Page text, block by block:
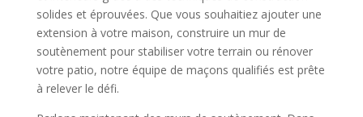
solides et éprouvées. Que vous souhaitiez ajouter une
extension à votre maison, construire un mur de
soutènement pour stabiliser votre terrain ou rénover
votre patio, notre équipe de maçons qualifiés est prête
à relever le défi.